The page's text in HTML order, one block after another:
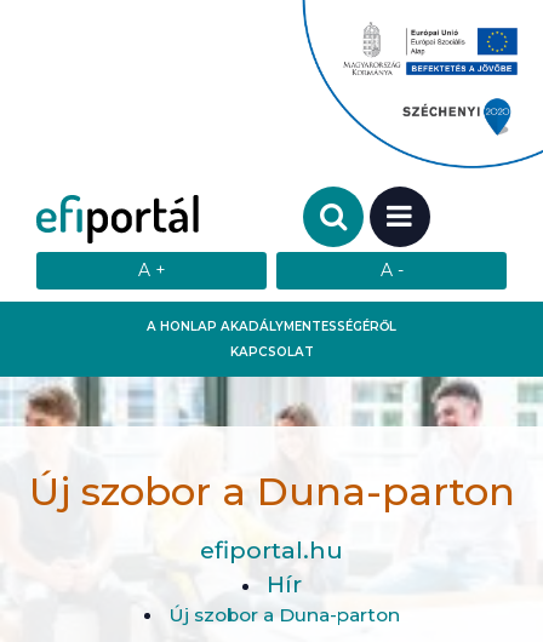
A HONLAP AKADÁLYMENTESSÉGÉRŐL
KAPCSOLAT
Keresendő szó:
MENÜ
Új szobor a Duna-parton
efiportal.hu
Hír
Új szobor a Duna-parton